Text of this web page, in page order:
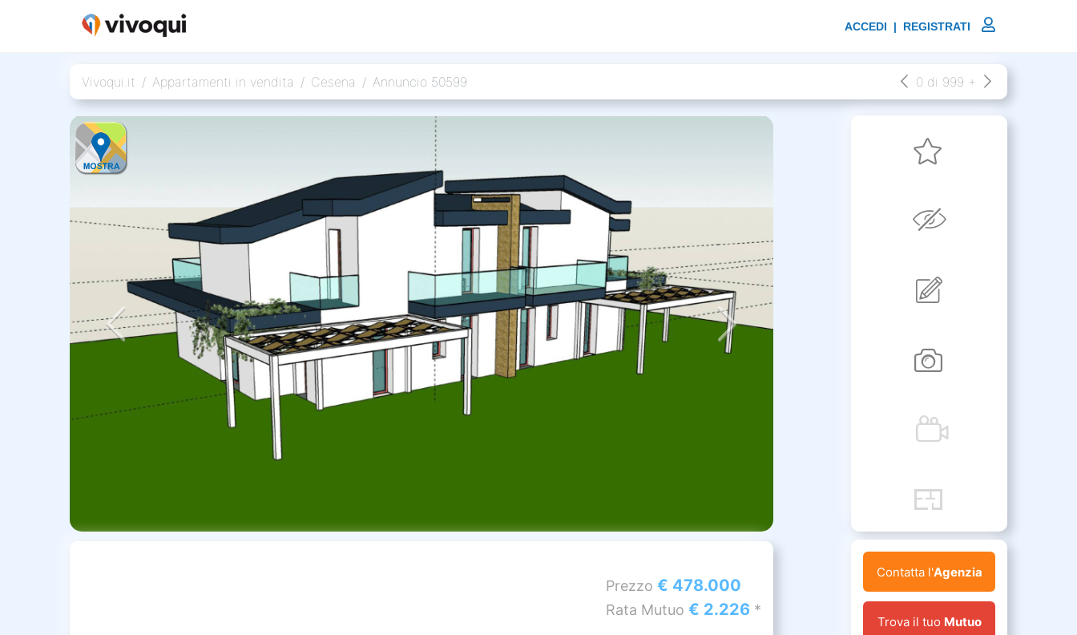
ACCEDI | REGISTRATI
Vivoqui.it Appartamenti in vendita Cesena Annuncio 50599 0 di 999 +
Prezzo € 478.000
Rata Mutuo € 2.226 *
Contatta l'Agenzia
Trova il tuo Mutuo